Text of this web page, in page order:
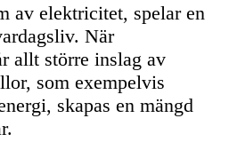
av elektricitet, spelar en
När
allt större inslag av
som exempelvis
skapas en mängd